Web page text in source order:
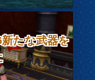
たな武器を